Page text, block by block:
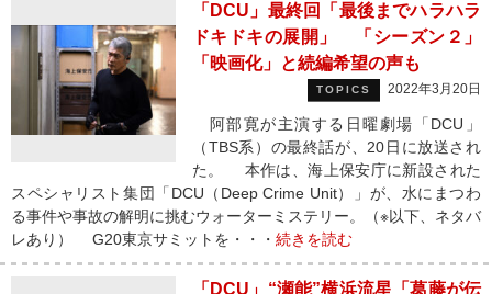
「DCU」最終回「最後までハラハラ
ドキドキの展開」 「シーズン２」
「映画化」と続編希望の声も
TOPICS 2022年3月20日
阿部寛が主演する日曜劇場「DCU」
（TBS系）の最終話が、20日に放送され
た。 本作は、海上保安庁に新設された
スペシャリスト集団「DCU（Deep Crime Unit）」が、水にまつわ
る事件や事故の解明に挑むウォーターミステリー。（※以下、ネタバ
レあり） G20東京サミットを・・・ 続きを読む
「DCU」“瀬能”横浜流星「葛藤が伝